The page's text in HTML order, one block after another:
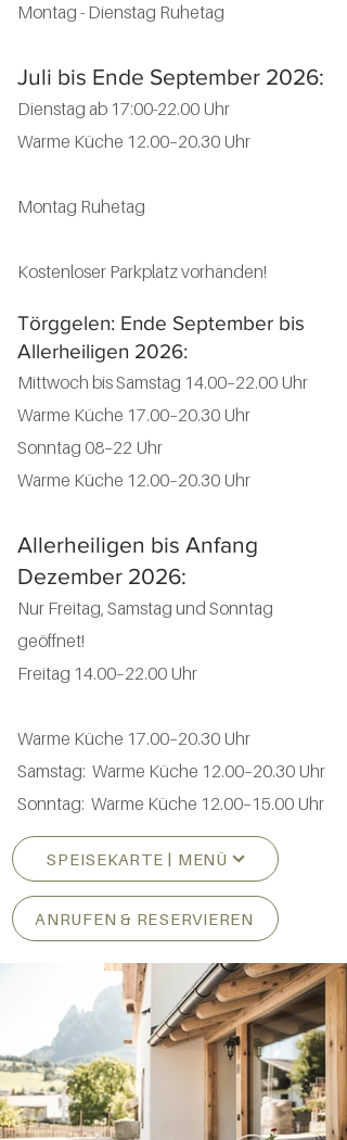
Montag - Dienstag Ruhetag
Juli bis Ende September 2026:
Dienstag ab 17:00-22.00 Uhr
Warme Küche 12.00–20.30 Uhr
Montag Ruhetag
Kostenloser Parkplatz vorhanden!
Törggelen: Ende September bis
Allerheiligen 2026:
Mittwoch bis Samstag 14.00–22.00 Uhr
Warme Küche 17.00–20.30 Uhr
Sonntag 08–22 Uhr
Warme Küche 12.00–20.30 Uhr
Allerheiligen bis Anfang
Dezember 2026:
Nur Freitag, Samstag und Sonntag
geöffnet!
Freitag 14.00–22.00 Uhr
Warme Küche 17.00–20.30 Uhr
Samstag: Warme Küche 12.00–20.30 Uhr
Sonntag: Warme Küche 12.00–15.00 Uhr
SPEISEKARTE | MENÜ
ANRUFEN & RESERVIEREN